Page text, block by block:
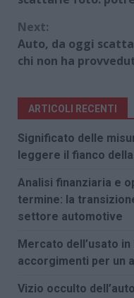
Next:
Auto, da oggi
chi non ha
ARTICOLI RECENTI
Significato delle
leggere il fianco
Analisi finanziaria e
termine: la
settore automotive
Mercato dell’usato
accorgimenti per un
Vizio occulto